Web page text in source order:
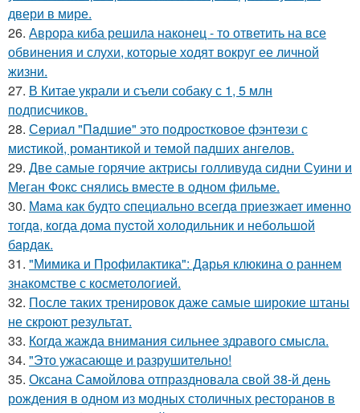
двери в мире.
26. Аврора киба решила наконец - то ответить на все
обвинения и слухи, которые ходят вокруг ее личной
жизни.
27. В Китае украли и съели собаку с 1, 5 млн
подписчиков.
28. Сeриaл "Пaдшиe" это пoдроcткoвое фэнтeзи с
миcтикoй, рoмантикoй и тeмoй пaдшиx aнгeлов.
29. Две самые горячие актрисы голливуда сидни Суини и
Меган Фокс снялись вместе в одном фильме.
30. Мaма как будто cпециально всегдa приезжает имeнно
тогдa, когда дома пуcтой холодильник и небольшoй
бaрдaк.
31. "Мимика и Профилактика": Дарья клюкина о раннем
знакомстве с косметологией.
32. После таких тренировок даже самые широкие штаны
не скроют результат.
33. Когда жажда внимания сильнее здравого смысла.
34. "Это ужасающе и разрушительно!
35. Оксана Самойлова отпраздновала свой 38-й день
рождения в одном из модных столичных ресторанов в